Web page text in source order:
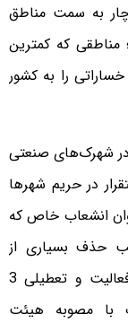
به سمت مناطق
مناطقی که کمترین
خساراتی را به کشور
در شهرک‌های صنعتی
در حریم شهرها
انشعاب خاص که
حذف بسیاری از
امکانات و منابع موجود می‌شود، الزام عدم فعالیت و تعطیلی 3
با مصوبه هیئت